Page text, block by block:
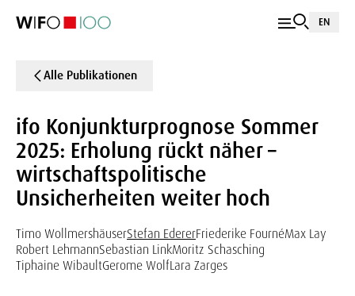
EN
Alle Publikationen
ifo Konjunkturprognose Sommer
2025: Erholung rückt näher –
wirtschaftspolitische
Unsicherheiten weiter hoch
Timo WollmershäuserStefan EdererFriederike FournéMax Lay
Robert LehmannSebastian LinkMoritz Schasching
Tiphaine WibaultGerome WolfLara Zarges